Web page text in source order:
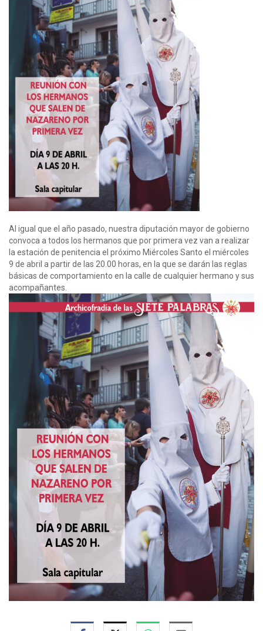
Al igual que el año pasado, nuestra diputación mayor de gobierno
convoca a todos los hermanos que por primera vez van a realizar
la estación de penitencia el próximo Miércoles Santo el miércoles
9 de abril a partir de las 20.00 horas, en la que se darán las reglas
básicas de comportamiento en la calle de cualquier hermano y sus
acompañantes.